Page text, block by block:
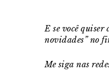
E se você quiser
novidades” no
Me siga nas